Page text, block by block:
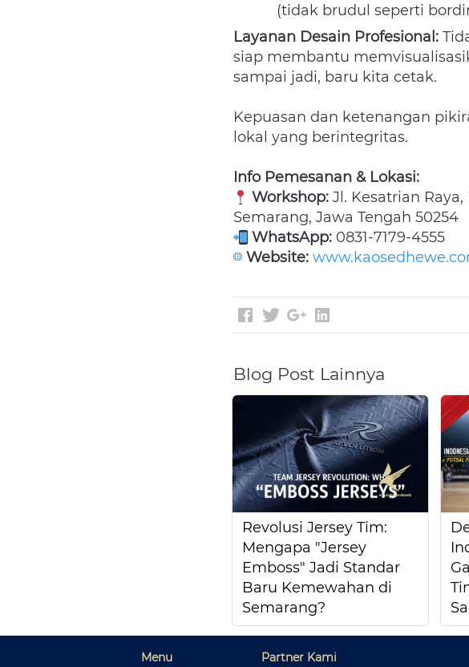
(tidak brudul seperti
Layanan Desain Profesional:
siap membantu
sampai jadi, baru kita cetak.
Kepuasan dan ketenangan
lokal yang berintegritas.
Info Pemesanan & Lokasi:
Workshop: Jl. Kesatrian Raya,
Semarang, Jawa Tengah 50254
WhatsApp: 0831-7179-4555
Website:
Blog Post Lainnya
Revolusi Jersey Tim:
Mengapa "Jersey
Emboss" Jadi Standar
Baru Kemewahan di
Semarang?
Menu Partner Kami